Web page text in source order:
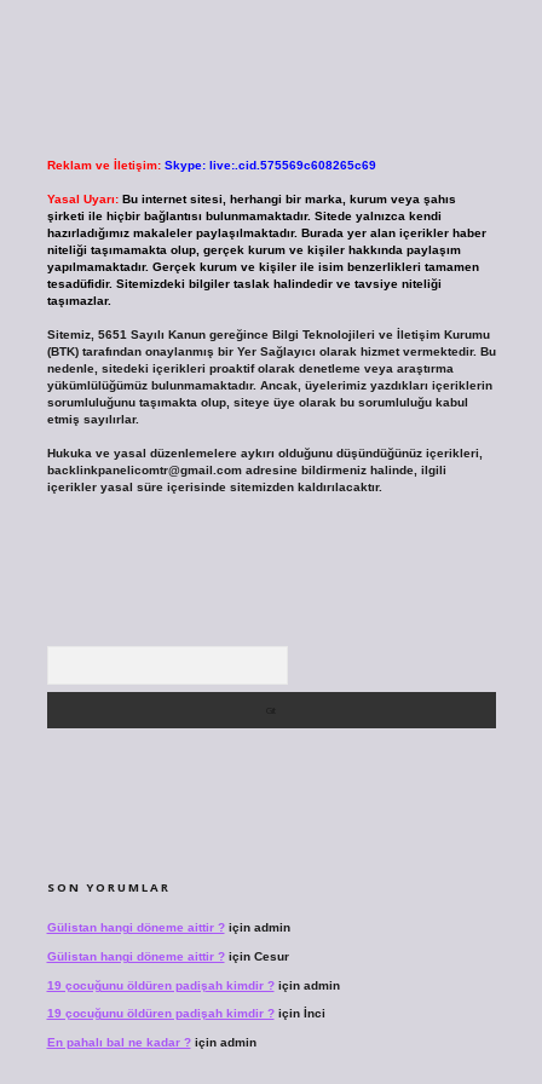
Reklam ve İletişim: Skype: live:.cid.575569c608265c69
Yasal Uyarı: Bu internet sitesi, herhangi bir marka, kurum veya şahıs
şirketi ile hiçbir bağlantısı bulunmamaktadır. Sitede yalnızca kendi
hazırladığımız makaleler paylaşılmaktadır. Burada yer alan içerikler haber
niteliği taşımamakta olup, gerçek kurum ve kişiler hakkında paylaşım
yapılmamaktadır. Gerçek kurum ve kişiler ile isim benzerlikleri tamamen
tesadüfidir. Sitemizdeki bilgiler taslak halindedir ve tavsiye niteliği
taşımazlar.
Sitemiz, 5651 Sayılı Kanun gereğince Bilgi Teknolojileri ve İletişim Kurumu
(BTK) tarafından onaylanmış bir Yer Sağlayıcı olarak hizmet vermektedir. Bu
nedenle, sitedeki içerikleri proaktif olarak denetleme veya araştırma
yükümlülüğümüz bulunmamaktadır. Ancak, üyelerimiz yazdıkları içeriklerin
sorumluluğunu taşımakta olup, siteye üye olarak bu sorumluluğu kabul
etmiş sayılırlar.
Hukuka ve yasal düzenlemelere aykırı olduğunu düşündüğünüz içerikleri,
backlinkpanelicomtr@gmail.comadresine bildirmeniz halinde, ilgili
içerikler yasal süre içerisinde sitemizden kaldırılacaktır.
SON YORUMLAR
Gülistan hangi döneme aittir ?için admin
Gülistan hangi döneme aittir ?için Cesur
19 çocuğunu öldüren padişah kimdir ?için admin
19 çocuğunu öldüren padişah kimdir ?için İnci
En pahalı bal ne kadar ?için admin